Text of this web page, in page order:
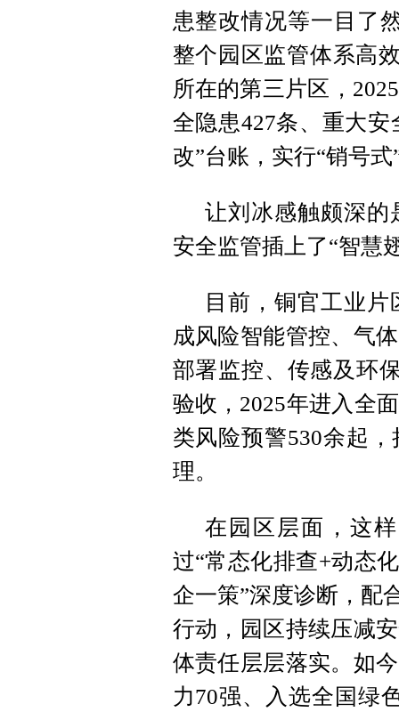
患整改情况等一目了
整个园区监管体系高
所在的第三片区，
全隐患427条、重大
改”台账，实行“销号
让刘冰感触颇深的
安全监管插上了“智慧
目前，铜官工业
成风险智能管控、气
部署监控、传感及环
验收，2025年进入全
类风险预警530余起
理。
在园区层面，这
过“常态化排查+动态
企一策”深度诊断，配
行动，园区持续压减
体责任层层落实。如
力70强、入选全国绿